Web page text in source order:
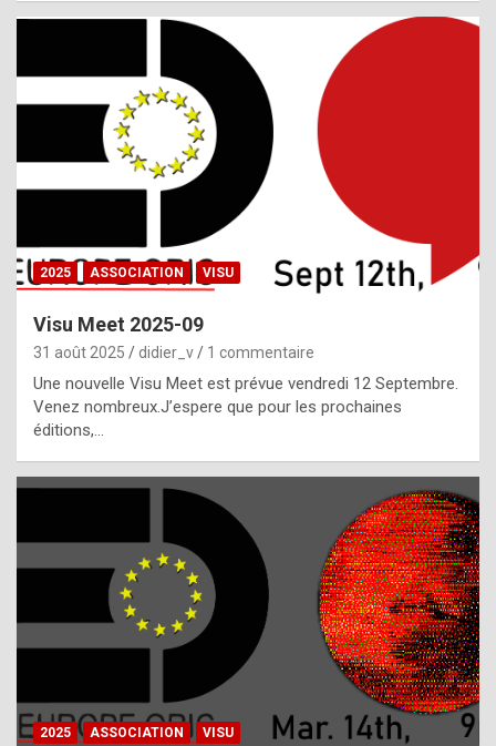
l
,
g
h
t
f
h
a
2025 ASSOCIATION VISU
Visu Meet 2025-09
31 août 2025 didier_v 1 commentaire
Une nouvelle Visu Meet est prévue vendredi 12 Septembre.
Venez nombreux.J’espere que pour les prochaines
éditions,…
2025 ASSOCIATION VISU